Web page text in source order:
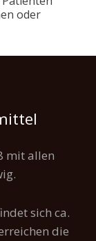
oder
mit allen
sich ca.
die